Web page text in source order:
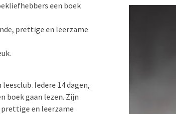
een boek
prettige en leerzame
Iedere 14 dagen,
boek gaan lezen. Zijn
en leerzame